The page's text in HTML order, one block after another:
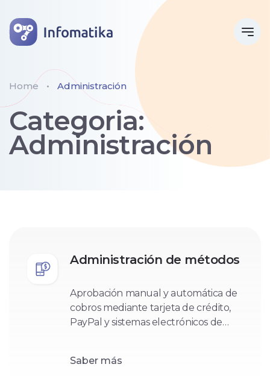
Home Administración
Categoria:
Administración
Administración de métodos
Aprobación manual y automática de
cobros mediante tarjeta de crédito,
PayPal y sistemas electrónicos de
Saber más